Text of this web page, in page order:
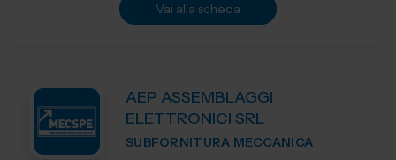
Vai alla scheda
AEP ASSEMBLAGGI
ELETTRONICI SRL
SUBFORNITURA MECCANICA